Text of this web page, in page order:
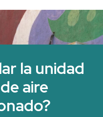
la unidad
aire